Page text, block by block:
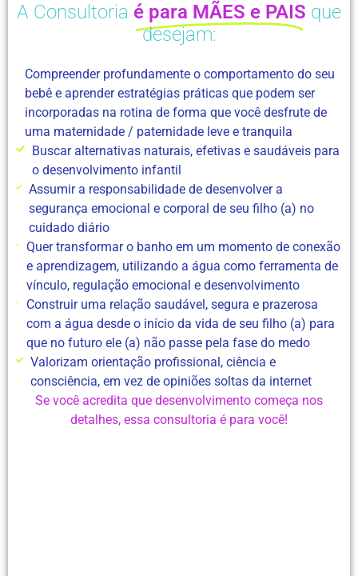
A Consultoria é para MÃES e PAIS que
desejam:
Compreender profundamente o comportamento do seu
bebê e aprender estratégias práticas que podem ser
incorporadas na rotina de forma que você desfrute de
uma maternidade / paternidade leve e tranquila
Buscar alternativas naturais, efetivas e saudáveis para
o desenvolvimento infantil
Assumir a responsabilidade de desenvolver a
segurança emocional e corporal de seu filho (a) no
cuidado diário
Quer transformar o banho em um momento de conexão
e aprendizagem, utilizando a água como ferramenta de
vínculo, regulação emocional e desenvolvimento
Construir uma relação saudável, segura e prazerosa
com a água desde o início da vida de seu filho (a) para
que no futuro ele (a) não passe pela fase do medo
Valorizam orientação profissional, ciência e
consciência, em vez de opiniões soltas da internet
Se você acredita que desenvolvimento começa nos
detalhes, essa consultoria é para você!